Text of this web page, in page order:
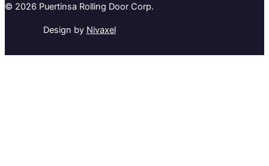
© 2026 Puertinsa Rolling Door Corp.
Design by Nivaxel